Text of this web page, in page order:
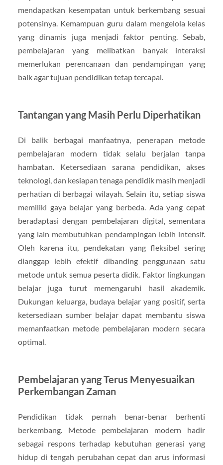
mendapatkan kesempatan untuk berkembang sesuai
potensinya. Kemampuan guru dalam mengelola kelas
yang dinamis juga menjadi faktor penting. Sebab,
pembelajaran yang melibatkan banyak interaksi
memerlukan perencanaan dan pendampingan yang
baik agar tujuan pendidikan tetap tercapai.
Tantangan yang Masih Perlu Diperhatikan
Di balik berbagai manfaatnya, penerapan metode
pembelajaran modern tidak selalu berjalan tanpa
hambatan. Ketersediaan sarana pendidikan, akses
teknologi, dan kesiapan tenaga pendidik masih menjadi
perhatian di berbagai wilayah. Selain itu, setiap siswa
memiliki gaya belajar yang berbeda. Ada yang cepat
beradaptasi dengan pembelajaran digital, sementara
yang lain membutuhkan pendampingan lebih intensif.
Oleh karena itu, pendekatan yang fleksibel sering
dianggap lebih efektif dibanding penggunaan satu
metode untuk semua peserta didik. Faktor lingkungan
belajar juga turut memengaruhi hasil akademik.
Dukungan keluarga, budaya belajar yang positif, serta
ketersediaan sumber belajar dapat membantu siswa
memanfaatkan metode pembelajaran modern secara
optimal.
Pembelajaran yang Terus Menyesuaikan
Perkembangan Zaman
Pendidikan tidak pernah benar-benar berhenti
berkembang. Metode pembelajaran modern hadir
sebagai respons terhadap kebutuhan generasi yang
hidup di tengah perubahan cepat dan arus informasi